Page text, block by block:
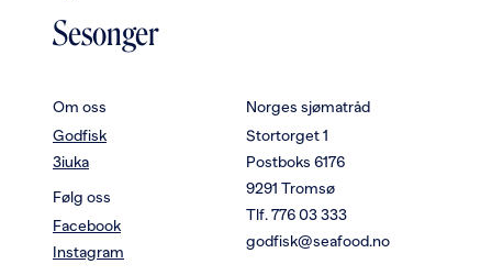
Sesonger
Om oss
Godfisk
3iuka
Følg oss
Facebook
Instagram
Norges sjømatråd
Stortorget 1
Postboks 6176
9291 Tromsø
Tlf. 776 03 333
godfisk@seafood.no